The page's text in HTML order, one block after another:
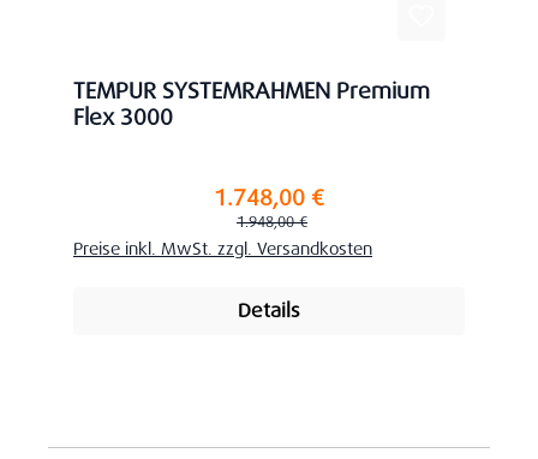
TEMPUR SYSTEMRAHMEN Premium
Flex 3000
Verkaufspreis:1.748,00 €
Regulärer Preis:
1.948,00 €
Preise inkl. MwSt. zzgl. Versandkosten
Details